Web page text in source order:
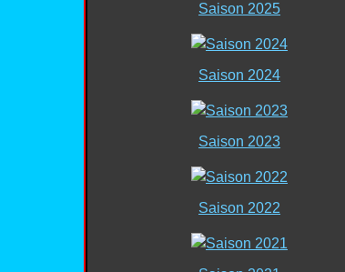
Saison 2025
Saison 2024
Saison 2023
Saison 2022